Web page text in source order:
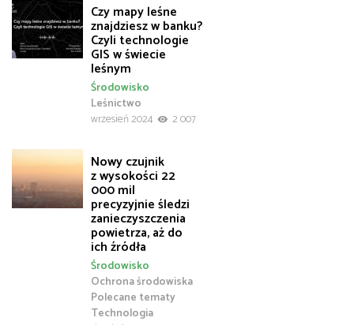
Czy mapy leśne
znajdziesz w banku?
Czyli technologie
GIS w świecie
leśnym
Leśnictwo
Środowisko
wrzesień 2024
2 007
Nowy czujnik
z wysokości 22
000 mil
precyzyjnie śledzi
zanieczyszczenia
powietrza, aż do
ich źródła
Ochrona środowiska
Polecane tematy
Środowisko
Technologia